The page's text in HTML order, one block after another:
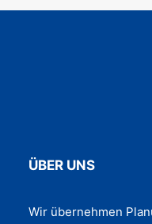
ÜBER UNS
Wir übernehmen